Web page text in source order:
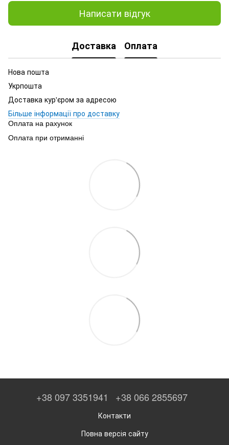
Написати відгук
Доставка Оплата
Нова пошта
Укрпошта
Доставка кур'єром за адресою
Більше інформації про доставку
Оплата на рахунок
Оплата при отриманні
+38 097 3351941 +38 066 2855697
Контакти
Повна версія сайту